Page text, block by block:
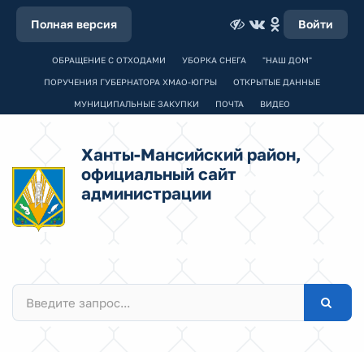
Полная версия Войти
ОБРАЩЕНИЕ С ОТХОДАМИ УБОРКА СНЕГА "НАШ ДОМ"
ПОРУЧЕНИЯ ГУБЕРНАТОРА ХМАО-ЮГРЫ ОТКРЫТЫЕ ДАННЫЕ
МУНИЦИПАЛЬНЫЕ ЗАКУПКИ ПОЧТА ВИДЕО
Ханты-Мансийский район,
официальный сайт
администрации